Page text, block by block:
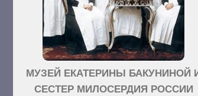
МУЗЕЙ ЕКАТЕРИНЫ БАКУНИНОЙ
СЕСТЕР МИЛОСЕРДИЯ РОССИИ